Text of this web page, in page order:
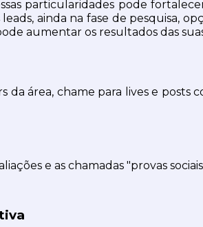
particularidades pode
ainda na fase de pesquisa,
aumentar os resultados das
da área, chame para lives e posts
e as chamadas "provas